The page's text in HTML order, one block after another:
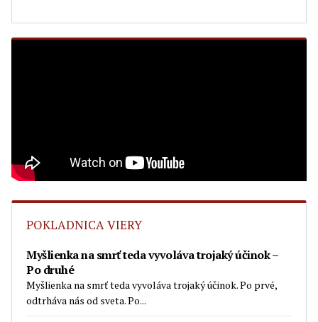
POKLADNICA VIERY
Myšlienka na smrť teda vyvoláva trojaký účinok –
Po druhé
Myšlienka na smrť teda vyvoláva trojaký účinok. Po prvé,
odtrháva nás od sveta. Po...